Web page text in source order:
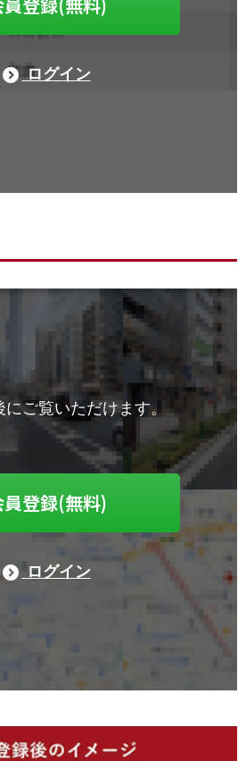
ログイン
にご覧いただけます。
員登録(無料)
ログイン